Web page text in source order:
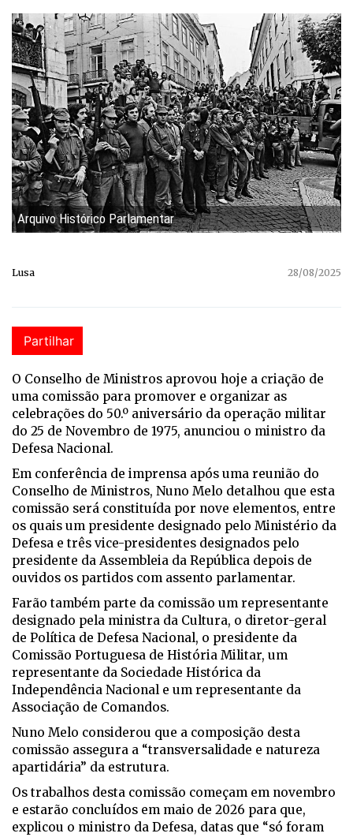
Arquivo Histórico Parlamentar
Lusa 28/08/2025
Partilhar
O Conselho de Ministros aprovou hoje a criação de
uma comissão para promover e organizar as
celebrações do 50.º aniversário da operação militar
do 25 de Novembro de 1975, anunciou o ministro da
Defesa Nacional.
Em conferência de imprensa após uma reunião do
Conselho de Ministros, Nuno Melo detalhou que esta
comissão será constituída por nove elementos, entre
os quais um presidente designado pelo Ministério da
Defesa e três vice-presidentes designados pelo
presidente da Assembleia da República depois de
ouvidos os partidos com assento parlamentar.
Farão também parte da comissão um representante
designado pela ministra da Cultura, o diretor-geral
de Política de Defesa Nacional, o presidente da
Comissão Portuguesa de História Militar, um
representante da Sociedade Histórica da
Independência Nacional e um representante da
Associação de Comandos.
Nuno Melo considerou que a composição desta
comissão assegura a “transversalidade e natureza
apartidária” da estrutura.
Os trabalhos desta comissão começam em novembro
e estarão concluídos em maio de 2026 para que,
explicou o ministro da Defesa, datas que “só foram